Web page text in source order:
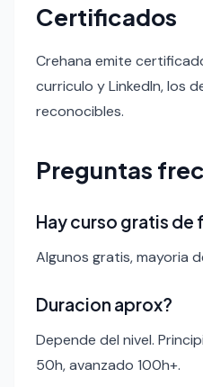
Certificados
Crehana emite
curriculo y LinkedIn, los
reconocibles.
Preguntas
Hay curso gratis de
Algunos gratis, mayoria
Duracion aprox?
Depende del nivel.
50h, avanzado 100h+.